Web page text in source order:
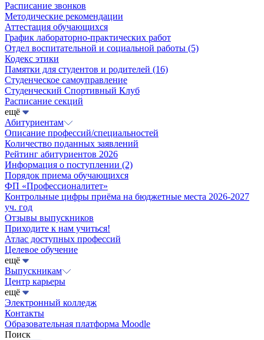
Расписание звонков
Методические рекомендации
Аттестация обучающихся
График лабораторно-практических работ
Отдел воспитательной и социальной работы (5)
Кодекс этики
Памятки для студентов и родителей (16)
Студенческое самоуправление
Студенческий Спортивный Клуб
Расписание секций
ещё
Абитуриентам
Описание профессий/специальностей
Количество поданных заявлений
Рейтинг абитуриентов 2026
Информация о поступлении (2)
Порядок приема обучающихся
ФП «Профессионалитет»
Контрольные цифры приёма на бюджетные места 2026-2027
уч. год
Отзывы выпускников
Приходите к нам учиться!
Атлас доступных профессий
Целевое обучение
ещё
Выпускникам
Центр карьеры
ещё
Электронный колледж
Контакты
Образовательная платформа Moodle
Поиск